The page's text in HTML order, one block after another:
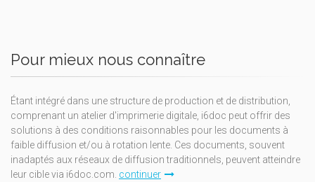
Pour mieux nous connaître
Étant intégré dans une structure de production et de distribution,
comprenant un atelier d'imprimerie digitale, i6doc peut offrir des
solutions à des conditions raisonnables pour les documents à
faible diffusion et/ou à rotation lente. Ces documents, souvent
inadaptés aux réseaux de diffusion traditionnels, peuvent atteindre
leur cible via i6doc.com. continuer